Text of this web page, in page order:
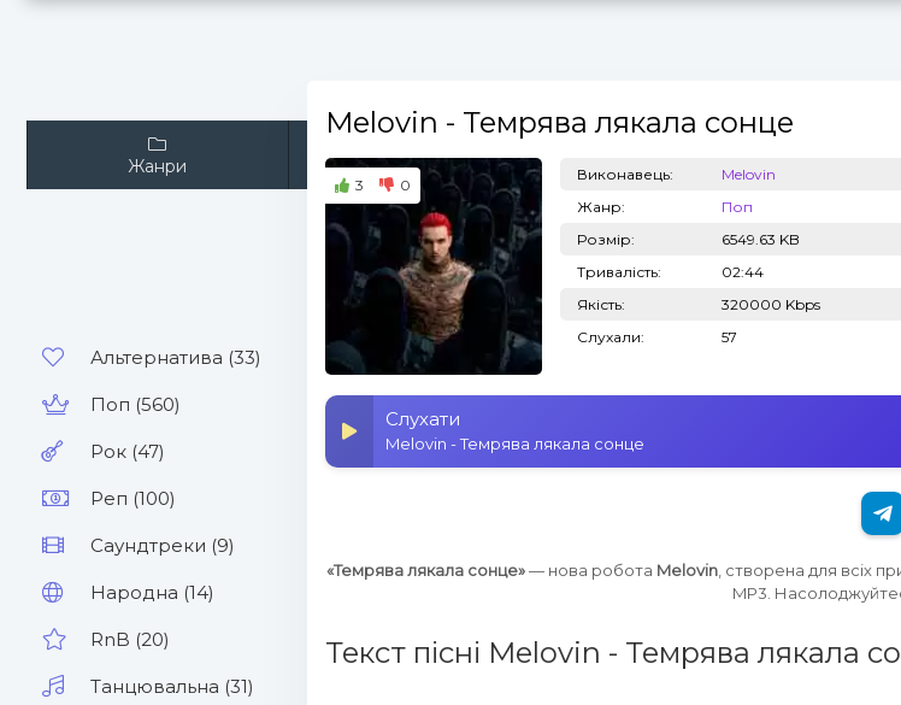
Жанри Виконавці
Альтернатива (33)
Поп (560)
Рок (47)
Реп (100)
Саундтреки (9)
Народна (14)
RnB (20)
Танцювальна (31)
Melovin - Темрява лякала сонце
3 0
Виконавець:
Melovin
Жанр:
Поп
Розмір:
6549.63 KB
Тривалість:
02:44
Якість:
320000 Kbps
Слухали:
57
Слухати
Melovin - Темрява лякала сонце
«Темрява лякала сонце»— нова робота Melovin, створена для всіх
MP3.
Текст пісні Melovin - Темрява лякала